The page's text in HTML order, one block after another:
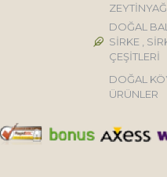
DOĞAL
SİRKE ,
ÇEŞİTLERİ